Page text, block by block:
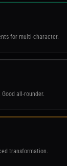
for multi-character.
all-rounder.
transformation.